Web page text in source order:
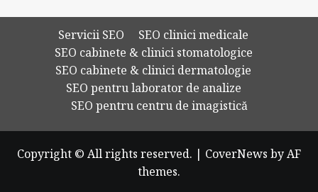
Servicii SEO
SEO clinici medicale
SEO cabinete & clinici stomatologice
SEO cabinete & clinici dermatologie
SEO pentru laborator de analize
SEO pentru centru de imagistică
Copyright © All rights reserved. | CoverNews by AF
themes.